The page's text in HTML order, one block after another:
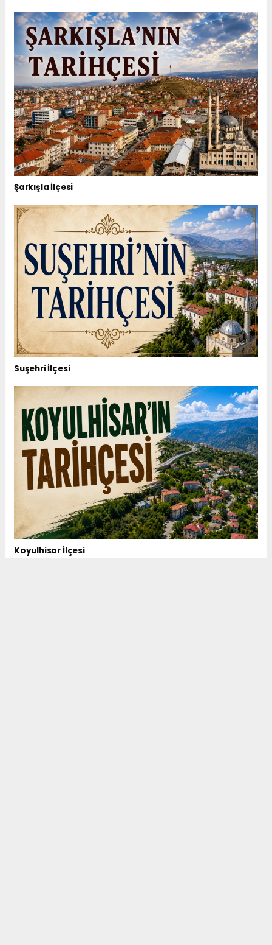
Şarkışla İlçesi
Suşehri İlçesi
Koyulhisar İlçesi